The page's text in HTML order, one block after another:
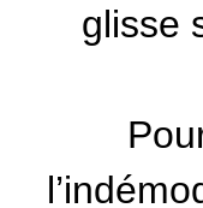
glisse